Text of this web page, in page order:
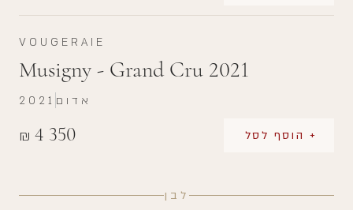
VOUGERAIE
Musigny - Grand Cru 2021
₪ 4 350 + הוסף לסל
2021 אדום
לבן